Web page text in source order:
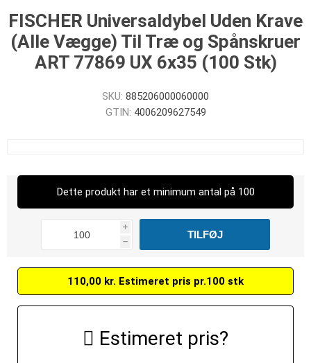
FISCHER Universaldybel Uden Krave
(Alle Vægge) Til Træ og Spånskruer
ART 77869 UX 6x35 (100 Stk)
SKU: 885206000060000
GTIN: 4006209627549
Dette produkt har et minimum antal på 100
i
h
110,00 kr. Estimeret pris pr.100 stk
Estimeret pris?